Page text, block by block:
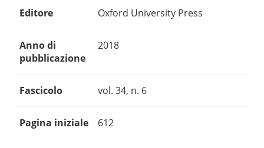
Editore Oxford University Press
Anno di
pubblicazione
2018
Fascicolo vol. 34, n. 6
Pagina iniziale 612